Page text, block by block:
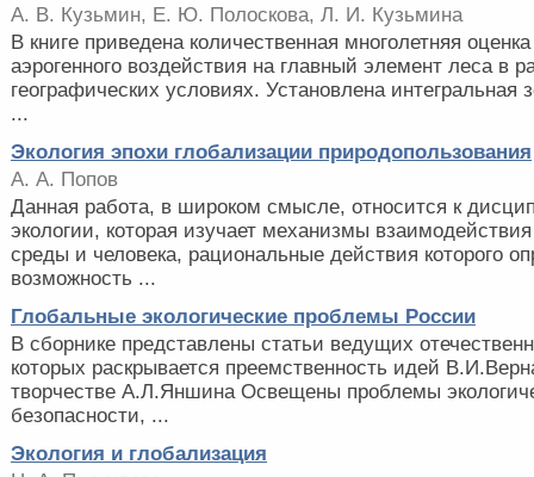
А. В. Кузьмин, Е. Ю. Полоскова, Л. И. Кузьмина
В книге приведена количественная многолетняя
аэрогенного воздействия на главный элемент леса в
географических условиях. Установлена интегральная
...
Экология эпохи глобализации природопользования
А. А. Попов
Данная работа, в широком смысле, относится к
экологии, которая изучает механизмы
среды и человека, рациональные действия которого
возможность ...
Глобальные экологические проблемы России
В сборнике представлены статьи ведущих
которых раскрывается преемственность идей
творчестве А.Л.Яншина Освещены проблемы
безопасности, ...
Экология и глобализация